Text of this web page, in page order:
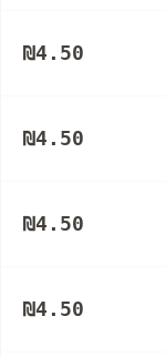
₪4.50
₪4.50
₪4.50
₪4.50